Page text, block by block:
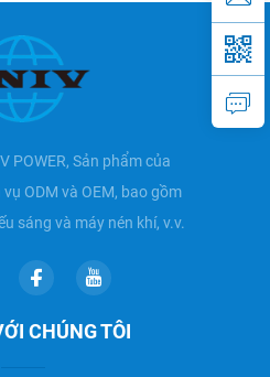
POWER, Sản phẩm của
ODM và OEM, bao gồm
sáng và máy nén khí, v.v.
CHÚNG TÔI